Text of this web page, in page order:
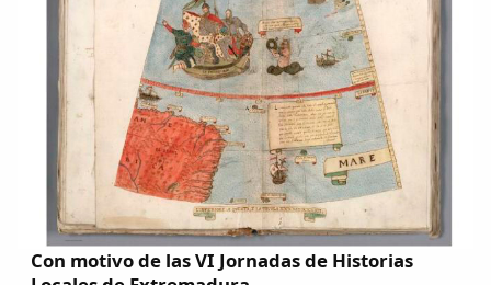
Con motivo de las VI Jornadas de Historias